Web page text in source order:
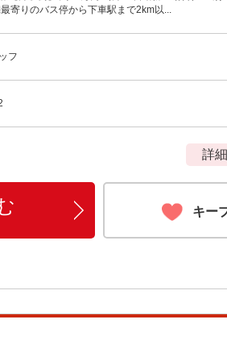
寄りのバス停から下車駅まで2km以...
フ
詳
キー